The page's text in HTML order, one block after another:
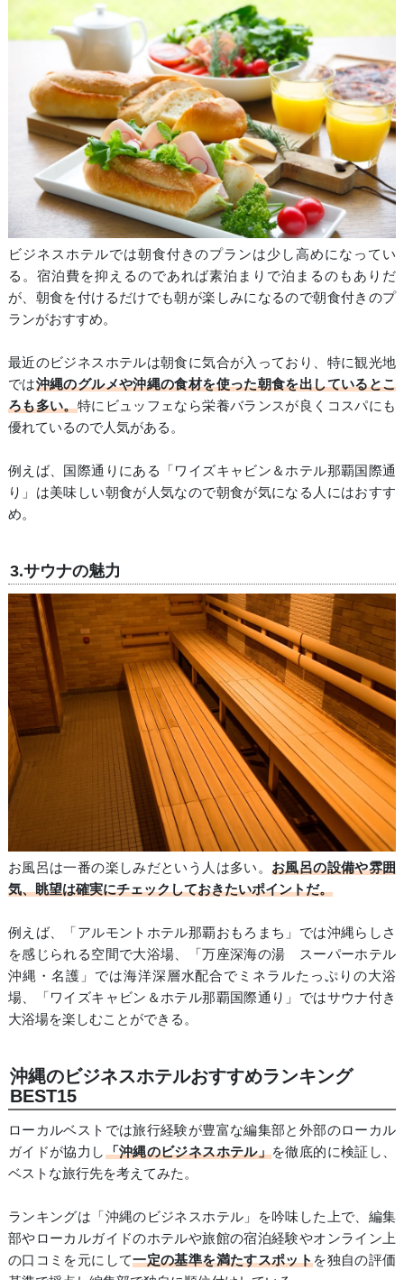
ビジネスホテルでは朝食付きのプランは少し高めになってい
る。宿泊費を抑えるのであれば素泊まりで泊まるのもありだ
が、朝食を付けるだけでも朝が楽しみになるので朝食付きのプ
ランがおすすめ。
最近のビジネスホテルは朝食に気合が入っており、特に観光地
では沖縄のグルメや沖縄の食材を使った朝食を出しているとこ
ろも多い。特にビュッフェなら栄養バランスが良くコスパにも
優れているので人気がある。
例えば、国際通りにある「ワイズキャビン＆ホテル那覇国際通
り」は美味しい朝食が人気なので朝食が気になる人にはおすす
め。
3.サウナの魅力
お風呂は一番の楽しみだという人は多い。お風呂の設備や雰囲
気、眺望は確実にチェックしておきたいポイントだ。
例えば、「アルモントホテル那覇おもろまち」では沖縄らしさ
を感じられる空間で大浴場、「万座深海の湯 スーパーホテル
沖縄・名護」では海洋深層水配合でミネラルたっぷりの大浴
場、「ワイズキャビン＆ホテル那覇国際通り」ではサウナ付き
大浴場を楽しむことができる。
沖縄のビジネスホテルおすすめランキング
BEST15
ローカルベストでは旅行経験が豊富な編集部と外部のローカル
ガイドが協力し「沖縄のビジネスホテル」を徹底的に検証し、
ベストな旅行先を考えてみた。
ランキングは「沖縄のビジネスホテル」を吟味した上で、編集
部やローカルガイドのホテルや旅館の宿泊経験やオンライン上
の口コミを元にして一定の基準を満たすスポットを独自の評価